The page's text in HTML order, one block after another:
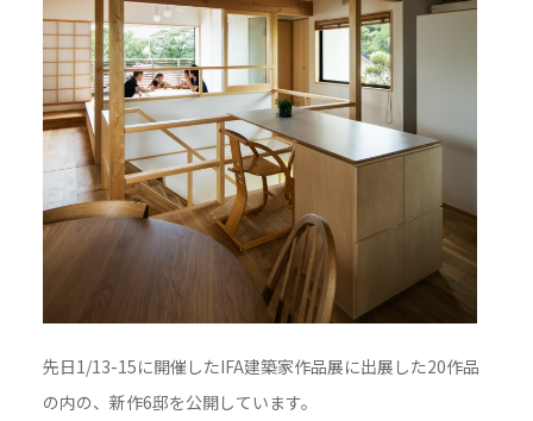
先日1/13-15に開催したIFA建築家作品展に出展した20作品
の内の、新作6邸を公開しています。